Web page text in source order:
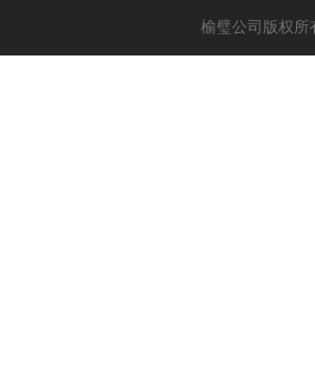
榆璧公司版权所